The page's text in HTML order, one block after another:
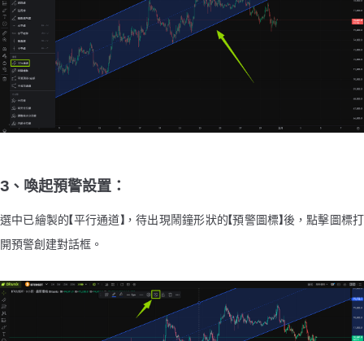
3、喚起預警設置：
選中已繪製的【平行通道】，待出現鬧鐘形狀的【預警圖標】後，點擊圖標打
開預警創建對話框。